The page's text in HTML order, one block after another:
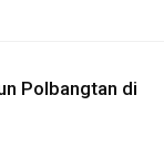
Polbangtan di